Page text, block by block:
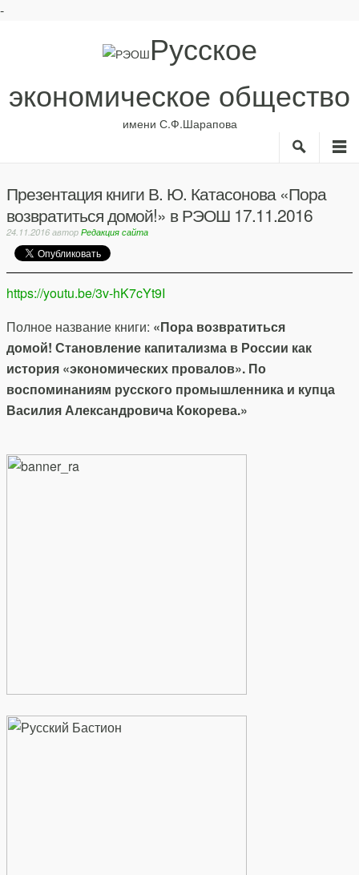
-
Русское
экономическое общество
имени С.Ф.Шарапова
Search
Авторы Библиотека
Анонсы
Презентация книги В. Ю. Катасонова «Пора
возвратиться домой!» в РЭОШ 17.11.2016
24.11.2016авторРедакция сайта
https://youtu.be/3v-hK7cYt9I
Полное название книги: «Пора возвратиться
домой! Становление капитализма в России как
история «экономических провалов». По
воспоминаниям русского промышленника и купца
Василия Александровича Кокорева.»